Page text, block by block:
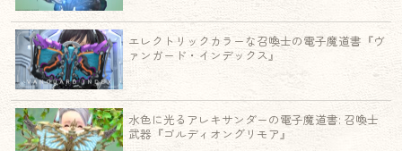
エレクトリックカラーな召喚士の電子魔道書『ヴ
ァンガード・インデックス』
水色に光るアレキサンダーの電子魔道書: 召喚士
武器『ゴルディオングリモア』